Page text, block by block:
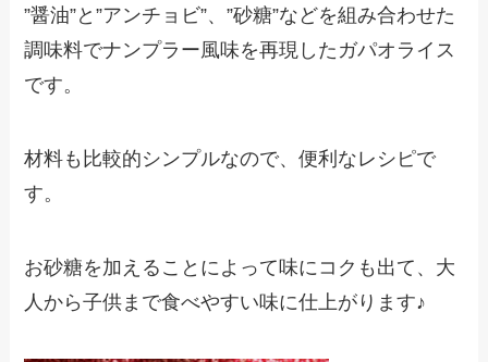
”醤油”と”アンチョビ”、”砂糖”などを組み合わせた
調味料でナンプラー風味を再現したガパオライス
です。
材料も比較的シンプルなので、便利なレシピで
す。
お砂糖を加えることによって味にコクも出て、大
人から子供まで食べやすい味に仕上がります♪